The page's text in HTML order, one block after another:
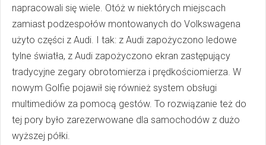
napracowali się wiele. Otóż w niektórych miejscach
zamiast podzespołów montowanych do Volkswagena
użyto części z Audi. I tak: z Audi zapożyczono ledowe
tylne światła, z Audi zapożyczono ekran zastępujący
tradycyjne zegary obrotomierza i prędkościomierza. W
nowym Golfie pojawił się również system obsługi
multimediów za pomocą gestów. To rozwiązanie też do
tej pory było zarezerwowane dla samochodów z dużo
wyższej półki.